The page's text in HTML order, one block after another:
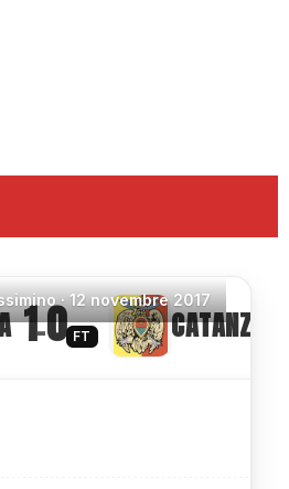
·12 novembre 2017
1–0 FT